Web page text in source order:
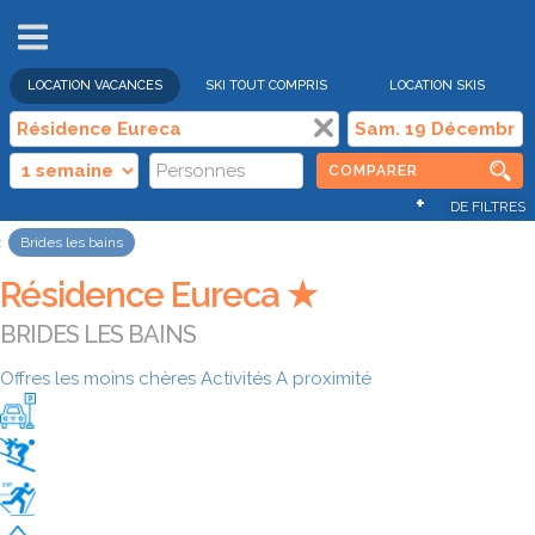
LOCATION VACANCES SKI TOUT COMPRIS LOCATION SKIS
COMPARER
+ DE FILTRES
Brides les bains
Résidence Eureca ★
BRIDES LES BAINS
Offres les moins chères Activités A proximité